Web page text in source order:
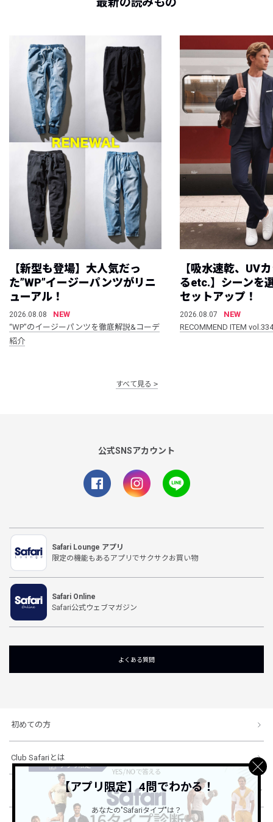
【新型も登場】大人気だっ
た”WP”イージーパンツがリニ
ューアル！
2026.08.08
NEW
“WP”のイージーパンツを徹底解説&コーデ
紹介
【吸水速乾、UV
るetc.】シーンを
セットアップ！
2026.08.07
NEW
RECOMMEND ITEM vol.334
すべて見る
公式SNSアカウント
Safari Lounge アプリ
限定の機能もあるアプリでサクサクお買い物
Safari Online
Safari公式ウェブマガジン
よくある質問
初めての方
Club Safariとは
ショッピングガイド【アプリ限定】4問でわかる！
あなたの"Safariタイプ"は？